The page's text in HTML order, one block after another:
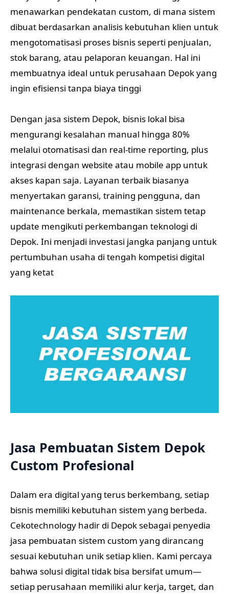
menawarkan pendekatan custom, di mana sistem
dibuat berdasarkan analisis kebutuhan klien untuk
mengotomatisasi proses bisnis seperti penjualan,
stok barang, atau pelaporan keuangan. Hal ini
membuatnya ideal untuk perusahaan Depok yang
ingin efisiensi tanpa biaya tinggi
Dengan jasa sistem Depok, bisnis lokal bisa
mengurangi kesalahan manual hingga 80%
melalui otomatisasi dan real-time reporting, plus
integrasi dengan website atau mobile app untuk
akses kapan saja. Layanan terbaik biasanya
menyertakan garansi, training pengguna, dan
maintenance berkala, memastikan sistem tetap
update mengikuti perkembangan teknologi di
Depok. Ini menjadi investasi jangka panjang untuk
pertumbuhan usaha di tengah kompetisi digital
yang ketat
Jasa Pembuatan Sistem Depok
Custom Profesional
Dalam era digital yang terus berkembang, setiap
bisnis memiliki kebutuhan sistem yang berbeda.
Cekotechnology hadir di Depok sebagai penyedia
jasa pembuatan sistem custom yang dirancang
sesuai kebutuhan unik setiap klien. Kami percaya
bahwa solusi digital tidak bisa bersifat umum—
setiap perusahaan memiliki alur kerja, target, dan